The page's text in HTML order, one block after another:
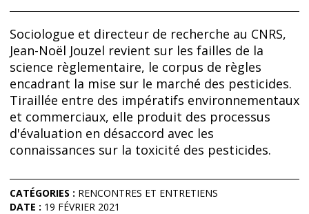
Sociologue et directeur de recherche au CNRS,
Jean-Noël Jouzel revient sur les failles de la
science règlementaire, le corpus de règles
encadrant la mise sur le marché des pesticides.
Tiraillée entre des impératifs environnementaux
et commerciaux, elle produit des processus
d'évaluation en désaccord avec les
connaissances sur la toxicité des pesticides.
CATÉGORIES : RENCONTRES ET ENTRETIENS
DATE : 19 FÉVRIER 2021